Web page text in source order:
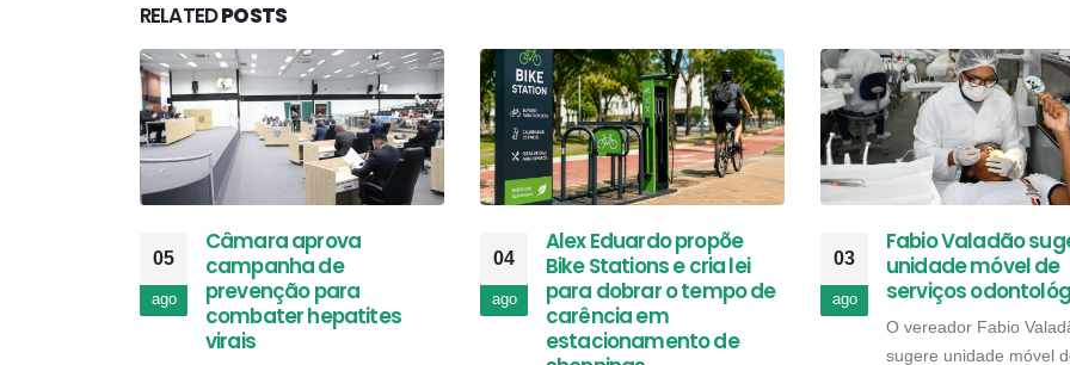
RELATEDPOSTS
05
ago
Câmara aprova
campanha de
prevenção para
combater hepatites
virais
04
ago
Alex Eduardo propõe
Bike Stations e cria lei
para dobrar o tempo de
carência em
estacionamento de
03
ago
Fabio Valadão
unidade móvel de
serviços
O vereador Fabio
sugere unidade móvel